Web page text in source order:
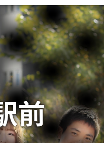
前